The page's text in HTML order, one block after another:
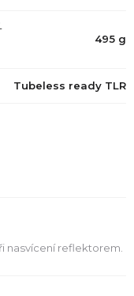
495 g
Tubeless ready TLR
nasvícení reflektorem.